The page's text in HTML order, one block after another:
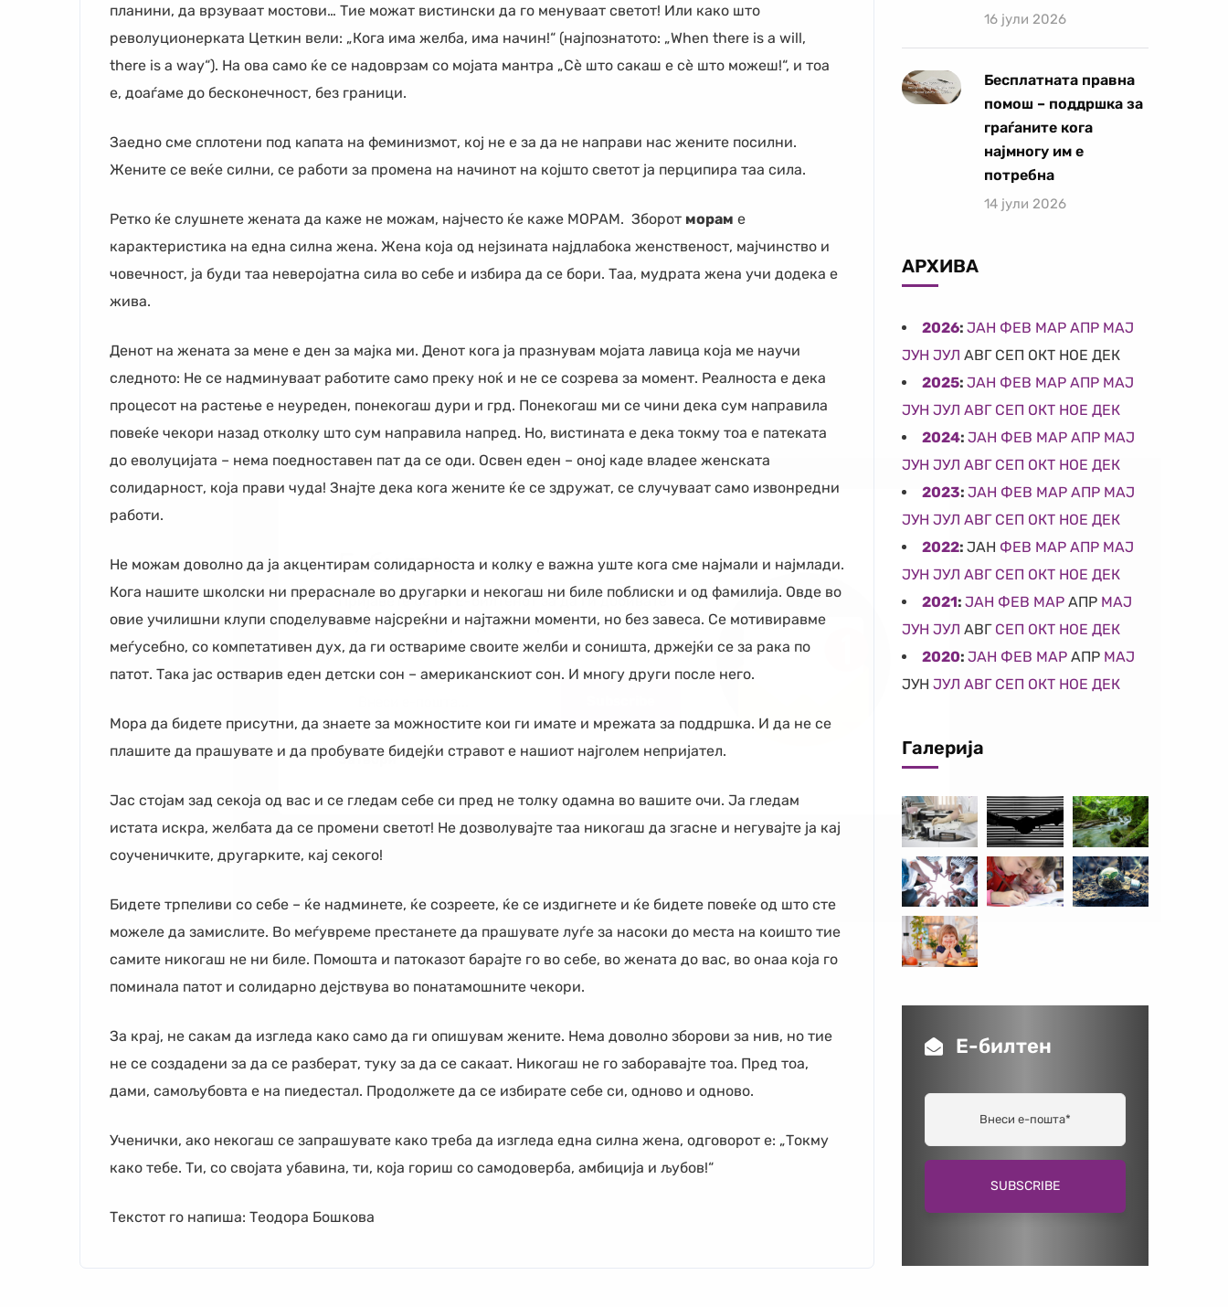
планини, да врзуваат мостови… Тие можат вистински да го менуваат светот! Или како што
револуционерката Цеткин вели: „Кога има желба, има начин!“ (најпознатото: „When there is a will,
there is a way“). На ова само ќе се надоврзам со мојата мантра „Сѐ што сакаш е сѐ што можеш!“, и тоа
е, доаѓаме до бесконечност, без граници.
Заедно сме сплотени под капата на феминизмот, кој не е за да не направи нас жените посилни.
Жените се веќе силни, се работи за промена на начинот на којшто светот ја перципира таа силa.
Ретко ќе слушнете жената да каже не можам, најчесто ќе каже МОРАМ. Зборот морам е
карактеристика на една силна жена. Жена која од нејзината најдлабока женственост, мајчинство и
човечност, ја буди таа неверојатна сила во себе и избира да се бори. Таа, мудрата жена учи додека е
жива.
Денот на жената за мене е ден за мајка ми. Денот кога ја празнувам мојата лавица која ме научи
следното: Не се надминуваат работите само преку ноќ и не се созрева за момент. Реалноста е дека
процесот на растење е неуреден, понекогаш дури и грд. Понекогаш ми се чини дека сум направила
повеќе чекори назад отколку што сум направила напред. Но, вистината е дека токму тоа е патеката
до еволуцијата – нема поедноставен пат да се оди. Освен еден – оној каде владее женската
солидарност, која прави чуда! Знајте дека кога жените ќе се здружат, се случуваат само извонредни
работи.
Не можам доволно да ја акцентирам солидарноста и колку е важна уште кога сме најмали и најмлади.
Кога нашите школски ни прераснале во другарки и некогаш ни биле поблиски и од фамилија. Овде во
овие училишни клупи споделувавме најсреќни и најтажни моменти, но без завеса. Се мотивиравме
меѓусебно, со компетативен дух, да ги оствариме своите желби и соништа, држејќи се за рака по
патот. Така јас остварив еден детски сон – американскиот сон. И многу други после него.
Мора да бидете присутни, да знаете за можностите кои ги имате и мрежата за поддршка. И да не се
плашите да прашувате и да пробувате бидејќи стравот е нашиот најголем непријател.
Јас стојам зад секоја од вас и се гледам себе си пред не толку одамна во вашите очи. Ја гледам
истата искра, желбата да се промени светот! Не дозволувајте таа никогаш да згасне и негувајте ја кај
соученичките, другарките, кај секого!
Бидете трпеливи со себе – ќе надминете, ќе созреете, ќе се издигнете и ќе бидете повеќе од што сте
можеле да замислите. Во меѓувреме престанете да прашувате луѓе за насоки до места на коишто тие
самите никогаш не ни биле. Помошта и патоказот барајте го во себе, во жената до вас, во онаа која го
поминала патот и солидарно дејствува во понатамошните чекори.
За крај, не сакам да изгледа како само да ги опишувам жените. Нема доволно зборови за нив, но тие
не се создадени за да се разберат, туку за да се сакаат. Никогаш не го заборавајте тоа. Пред тоа,
дами, самољубовта е на пиедестал. Продолжете да се избирате себе си, одново и одново.
Ученички, ако некогаш се запрашувате како треба да изгледа една силна жена, одговорот е: „Токму
како тебе. Ти, со својата убавина, ти, која гориш со самодоверба, амбиција и љубов!“
Текстот го напиша: Теодора Бошкова
16 јули 2026
Бесплатната правна
помош – поддршка за
граѓаните кога
најмногу им е
потребна
14 јули 2026
АРХИВА
2026: ЈАН ФЕВ МАР АПР МАЈ
ЈУН ЈУЛ АВГ СЕП ОКТ НОЕ ДЕК
2025: ЈАН ФЕВ МАР АПР МАЈ
ЈУН ЈУЛ АВГ СЕП ОКТ НОЕ ДЕК
2024: ЈАН ФЕВ МАР АПР МАЈ
ЈУН ЈУЛ АВГ СЕП ОКТ НОЕ ДЕК
2023: ЈАН ФЕВ МАР АПР МАЈ
ЈУН ЈУЛ АВГ СЕП ОКТ НОЕ ДЕК
2022: ЈАН ФЕВ МАР АПР МАЈ
ЈУН ЈУЛ АВГ СЕП ОКТ НОЕ ДЕК
2021: ЈАН ФЕВ МАР АПР МАЈ
ЈУН ЈУЛ АВГ СЕП ОКТ НОЕ ДЕК
2020: ЈАН ФЕВ МАР АПР МАЈ
ЈУН ЈУЛ АВГ СЕП ОКТ НОЕ ДЕК
Галерија
Е-билтен
Е-билтен
Пријавете се на Е-билтенот за да ги добивате
најновите информации во врска со ОЖО Свети
Николе.
Затвори